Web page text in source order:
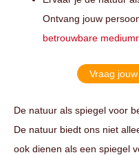
Ontvang jouw
betrouwbare
Vraag
De natuur als spiegel voor
De natuur biedt ons niet
ook dienen als een spiegel